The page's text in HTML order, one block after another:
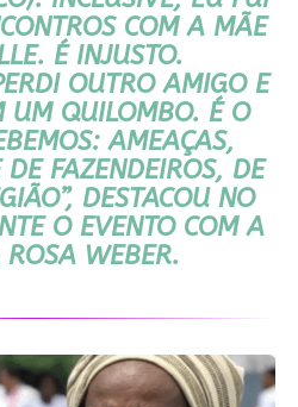
COM A MÃE
É INJUSTO.
OUTRO AMIGO E
UM QUILOMBO. É O
AMEAÇAS,
DE FAZENDEIROS, DE
DESTACOU NO
O EVENTO COM A
WEBER.